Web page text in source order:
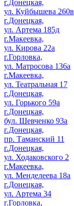
г.Донецкая,
ул. Куйбышева 260в
г.Донецкая,
ул. Артема 185д
г.Макеевка,
ул. Кирова 22а
г.Горловка,
ул. Матросова 136а
г.Макеевка,
ул. Театральная 17
г.Донецкая,
ул. Горького 59а
г.Донецкая,
бул. Шевченко 93а
г.Донецкая,
пр. Таманский 11
г.Донецкая,
ул. Ходаковского 2
г.Макеевка,
ул. Менделеева 18а
г.Донецкая,
ул. Артема 34
г.Горловка,